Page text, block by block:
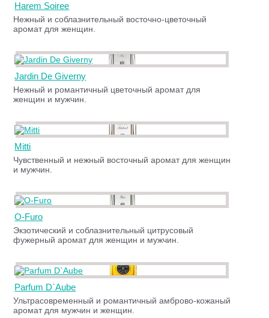
Harem Soiree
Нежный и соблазнительный восточно-цветочный
аромат для женщин.
Jardin De Giverny
Нежный и романтичный цветочный аромат для
женщин и мужчин.
Mitti
Чувственный и нежный восточный аромат для женщин
и мужчин.
O-Furo
Экзотический и соблазнительный цитрусовый
фужерный аромат для женщин и мужчин.
Parfum D`Aube
Ультрасовременный и романтичный амброво-кожаный
аромат для мужчин и женщин.